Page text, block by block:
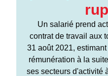
Un salarié prend
contrat de travail aux
31 août 2021,
rémunération à la
ses secteurs d'activité